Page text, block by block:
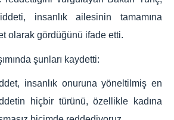
insanlık ailesinin tamamına
olarak gördüğünü ifade etti.
şunları kaydetti:
insanlık onuruna yöneltilmiş en
hiçbir türünü, özellikle kadına